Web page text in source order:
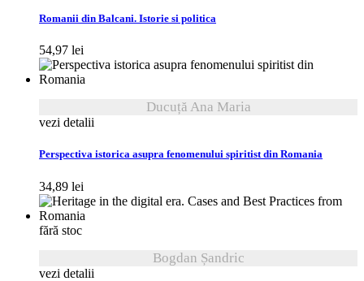
Romanii din Balcani. Istorie si politica
54,97 lei
Ducuță Ana Maria
vezi detalii
Perspectiva istorica asupra fenomenului spiritist din Romania
34,89 lei
fără stoc
Bogdan Șandric
vezi detalii